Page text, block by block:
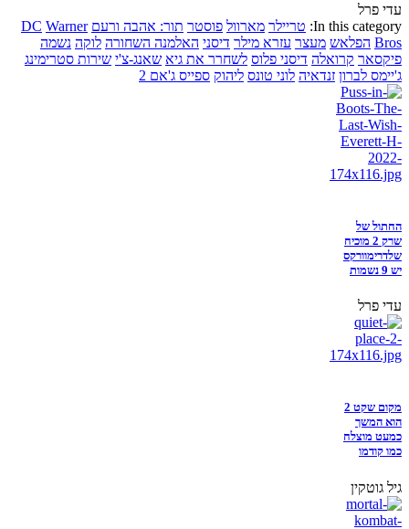
עדי פרל
In this category: טריילר מארוול פוסטר תור: אהבה ורעם DC Warner
Bros הפלאש מעצר עזרא מילר דיסני האלמנה השחורה לוקה נשמה
פיקסאר קרואלה דיסני פלוס לשחרר את גיא שאנג-צ'י שירות סטרימינג
ג'יימס לברון זנדאיה לוני טונס ליהוק ספייס ג'אם 2
החתול של
שרק 2 מוכיח
שלדרימוורקס
יש 9 נשמות
עדי פרל
מקום שקט 2
הוא המשך
כמעט מוצלח
כמו קודמו
גיל גוטקין